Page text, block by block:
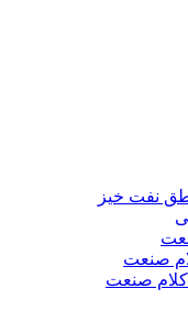
نفت خیز
صنعت
کلام صنعت